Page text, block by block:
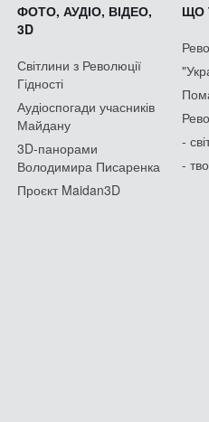
ФОТО, АУДІО, ВІДЕО,
3D
Світлини з Революції
Гідності
Аудіоспогади учасників
Майдану
3D-панорами
Володимира Писаренка
Проєкт Maidan3D
ЩО
-
-